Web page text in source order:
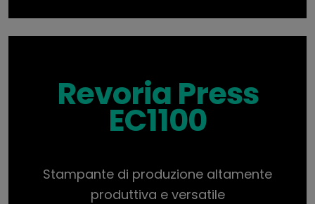
Revoria Press
EC1100
Stampante di produzione altamente
produttiva e versatile